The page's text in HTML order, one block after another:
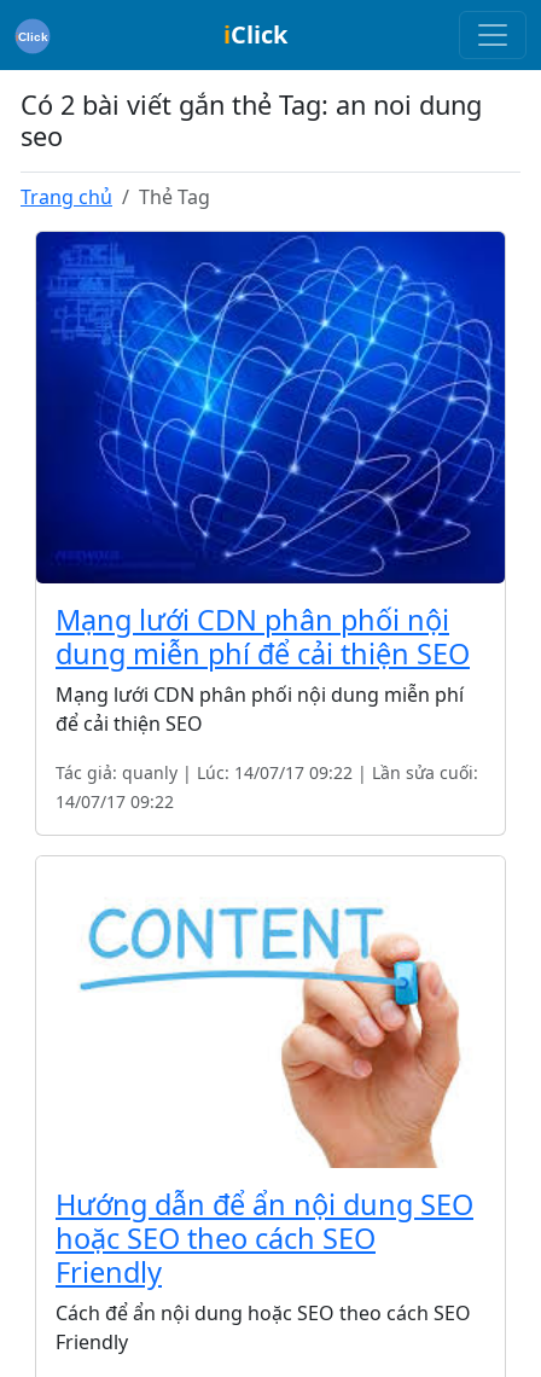
iClick
Có 2 bài viết gắn thẻ Tag: an noi dung
seo
Trang chủ Thẻ Tag
Mạng lưới CDN phân phối nội
dung miễn phí để cải thiện SEO
Mạng lưới CDN phân phối nội dung miễn phí
để cải thiện SEO
Tác giả: quanly | Lúc: 14/07/17 09:22 | Lần sửa cuối:
14/07/17 09:22
Hướng dẫn để ẩn nội dung SEO
hoặc SEO theo cách SEO
Friendly
Cách để ẩn nội dung hoặc SEO theo cách SEO
Friendly